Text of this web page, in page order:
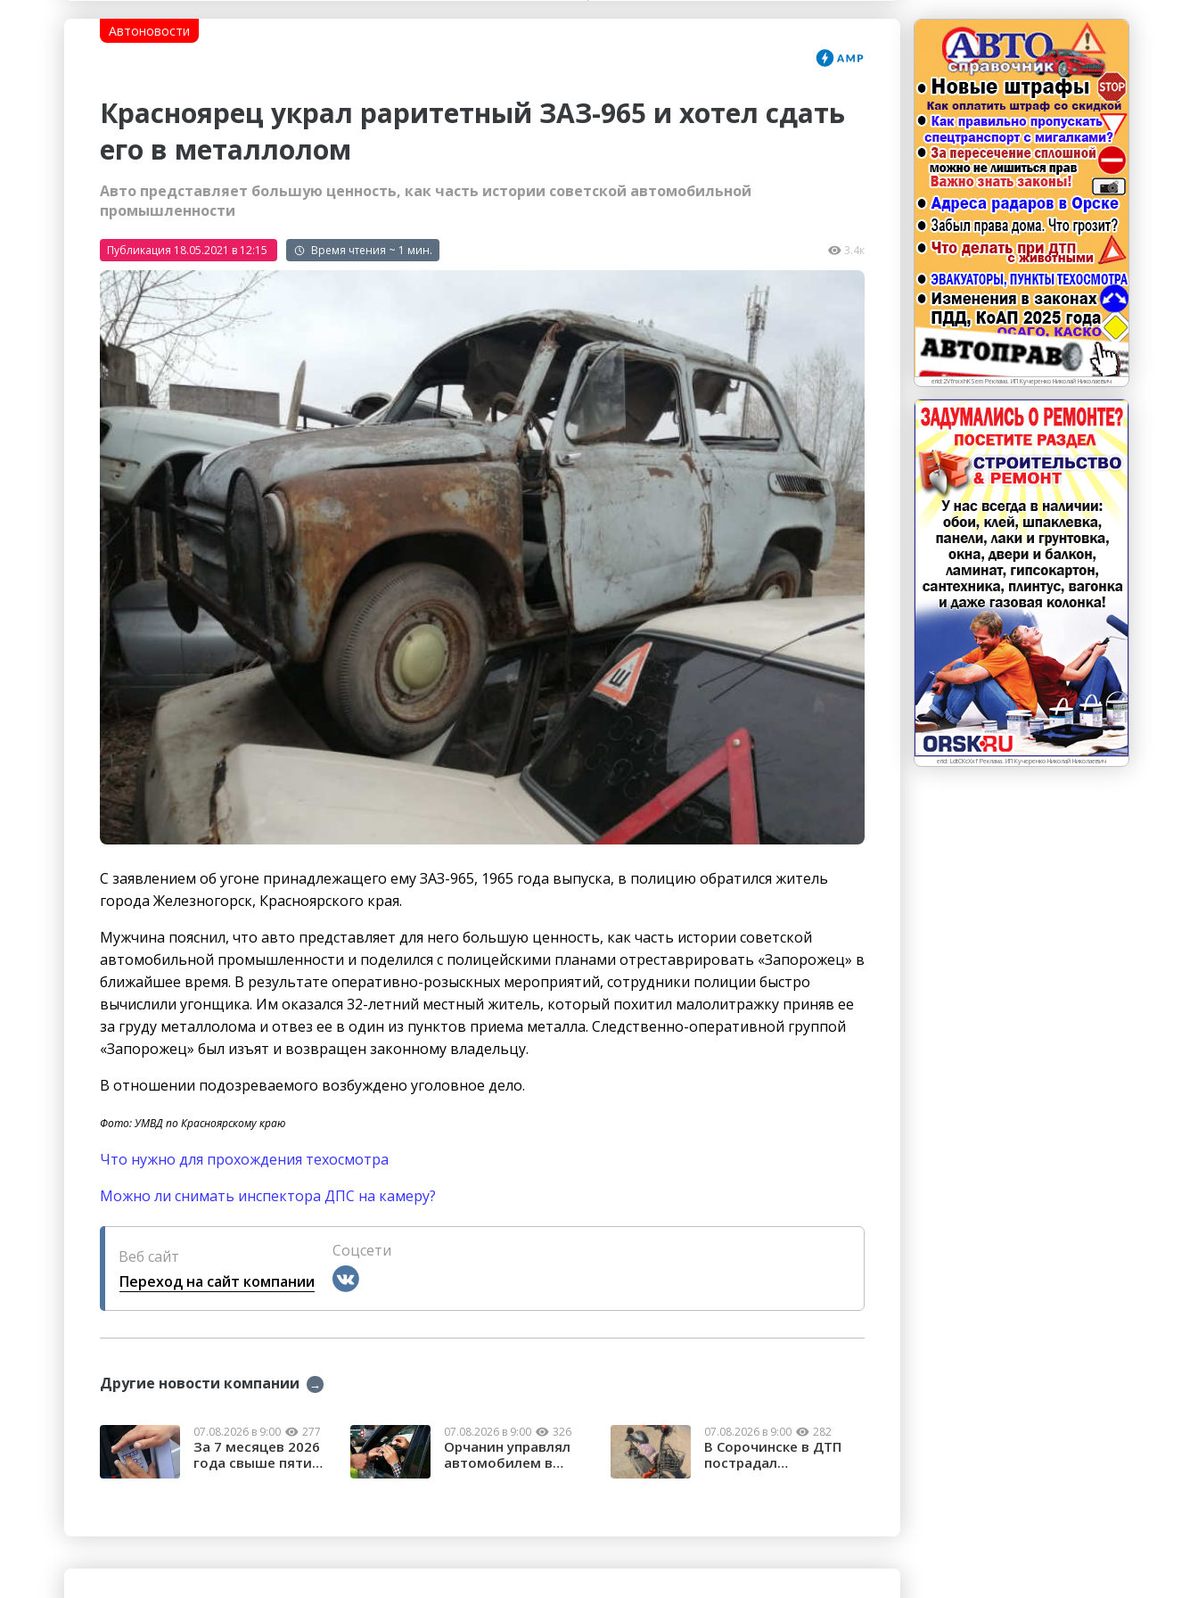
Гостиницы
СМИ и Реклама
Городское хозяйство
Купоны
erid: LdtCKJjWj Реклама. ИП Кучеренко Николай
Николаевич
Автоновости
Красноярец украл раритетный ЗАЗ-965 и хотел сдать
его в металлолом
Авто представляет большую ценность, как часть истории советской автомобильной
промышленности
Публикация 18.05.2021 в 12:15 ~ 1 мин. 3.4к
С заявлением об угоне принадлежащего ему ЗАЗ-965, 1965 года выпуска, в полицию обратился житель
города Железногорск, Красноярского края.
Мужчина пояснил, что авто представляет для него большую ценность, как часть истории советской
автомобильной промышленности и поделился с полицейскими планами отреставрировать «Запорожец» в
ближайшее время. В результате оперативно-розыскных мероприятий, сотрудники полиции быстро
вычислили угонщика. Им оказался 32-летний местный житель, который похитил малолитражку приняв ее
за груду металлолома и отвез ее в один из пунктов приема металла. Следственно-оперативной группой
«Запорожец» был изъят и возвращен законному владельцу.
В отношении подозреваемого возбуждено уголовное дело.
Фото: УМВД по Красноярскому краю
Что нужно для прохождения техосмотра
Можно ли снимать инспектора ДПС на камеру?
Веб сайт
Переход на сайт компании
Соцсети
Другие новости компании →
07.08.2026 в 9:00 277
За 7 месяцев 2026
года свыше пяти
07.08.2026 в 9:00 326
Орчанин управлял
автомобилем в
07.08.2026 в 9:00 282
В Сорочинске в ДТП
пострадал
erid:2VfnxxhKSem Реклама. ИП Кучеренко Николай Николаевич
erid: LdtCKcXxf Реклама. ИП Кучеренко Николай Николаевич